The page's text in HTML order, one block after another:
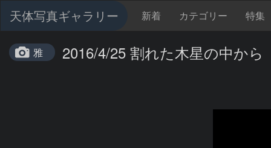
天体写真ギャラリー 新着 カテゴリー 特集
雅 2016/4/25 割れた木星の中から